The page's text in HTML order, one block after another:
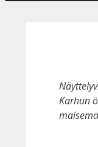
Karhun